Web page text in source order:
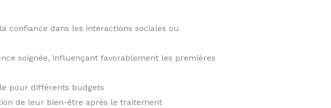
confiance dans les interactions sociales ou
soignée, influençant favorablement les premières
pour différents budgets
de leur bien-être après le traitement